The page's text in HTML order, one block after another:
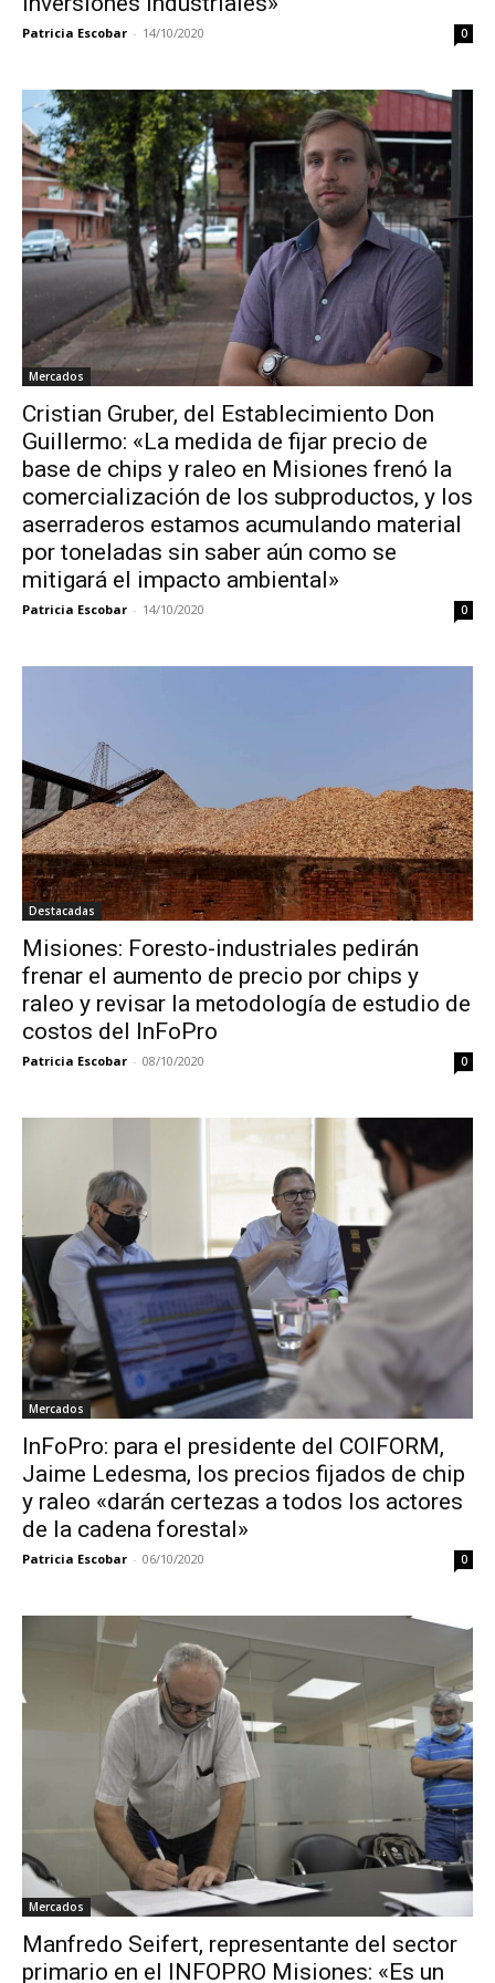
Patricia Escobar - 14/10/2020 0
Mercados
Cristian Gruber, del Establecimiento Don
Guillermo: «La medida de fijar precio de
base de chips y raleo en Misiones frenó la
comercialización de los subproductos, y los
aserraderos estamos acumulando material
por toneladas sin saber aún como se
mitigará el impacto ambiental»
Patricia Escobar - 14/10/2020 0
Destacadas
Misiones: Foresto-industriales pedirán
frenar el aumento de precio por chips y
raleo y revisar la metodología de estudio de
costos del InFoPro
Patricia Escobar - 08/10/2020 0
Mercados
InFoPro: para el presidente del COIFORM,
Jaime Ledesma, los precios fijados de chip
y raleo «darán certezas a todos los actores
de la cadena forestal»
Patricia Escobar - 06/10/2020 0
Mercados
Manfredo Seifert, representante del sector
primario en el INFOPRO Misiones: «Es un